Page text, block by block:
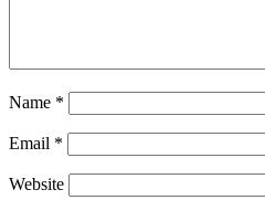
Name *
Email *
Website